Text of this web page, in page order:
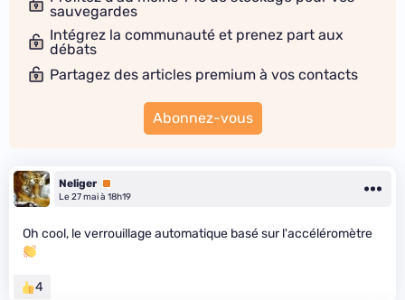
sauvegardes
Intégrez la communauté et prenez part aux
débats
Partagez des articles premium à vos contacts
Abonnez-vous
Neliger Premium
Le 27 mai à 18h19
Oh cool, le verrouillage automatique basé sur l'accéléromètre
4